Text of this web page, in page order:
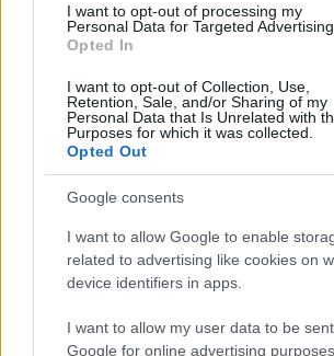
I want to opt-out of processing my
Personal Data for Targeted Advertising.
Opted In
I want to opt-out of Collection, Use,
Retention, Sale, and/or Sharing of my
Personal Data that Is Unrelated with
Purposes for which it was collected.
Opted Out
Google consents
I want to allow Google to enable
related to advertising like cookies on
device identifiers in apps.
I want to allow my user data to be
Google for online advertising purposes.
Egyébként a gyártó nem
feje után, hanem a fejlesztői
akiktől rengeteg visszajelzés
alfa tesztek kapcsán.
Így például a RIM nemrég
ikonelrendezését, ikonformátumát,
telefonok tehát már nem azt a
korábbi felvételeken láthattok (az új